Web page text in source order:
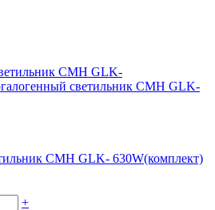
CMH GLK- 630W(комплект)
+